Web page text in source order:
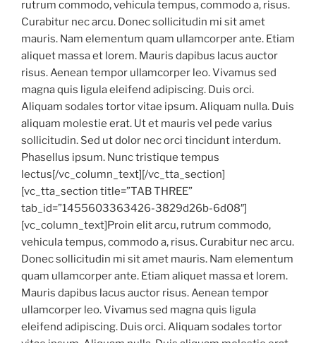
rutrum commodo, vehicula tempus, commodo a, risus.
Curabitur nec arcu. Donec sollicitudin mi sit amet
mauris. Nam elementum quam ullamcorper ante. Etiam
aliquet massa et lorem. Mauris dapibus lacus auctor
risus. Aenean tempor ullamcorper leo. Vivamus sed
magna quis ligula eleifend adipiscing. Duis orci.
Aliquam sodales tortor vitae ipsum. Aliquam nulla. Duis
aliquam molestie erat. Ut et mauris vel pede varius
sollicitudin. Sed ut dolor nec orci tincidunt interdum.
Phasellus ipsum. Nunc tristique tempus
lectus[/vc_column_text][/vc_tta_section]
[vc_tta_section title=”TAB THREE”
tab_id=”1455603363426-3829d26b-6d08″]
[vc_column_text]Proin elit arcu, rutrum commodo,
vehicula tempus, commodo a, risus. Curabitur nec arcu.
Donec sollicitudin mi sit amet mauris. Nam elementum
quam ullamcorper ante. Etiam aliquet massa et lorem.
Mauris dapibus lacus auctor risus. Aenean tempor
ullamcorper leo. Vivamus sed magna quis ligula
eleifend adipiscing. Duis orci. Aliquam sodales tortor